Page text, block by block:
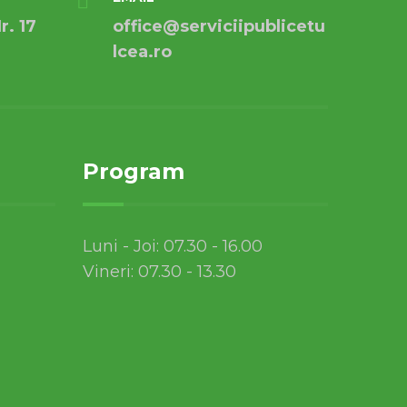
17
office@serviciipublicetu
lcea.ro
Program
Luni - Joi: 07.30 - 16.00
Vineri: 07.30 - 13.30